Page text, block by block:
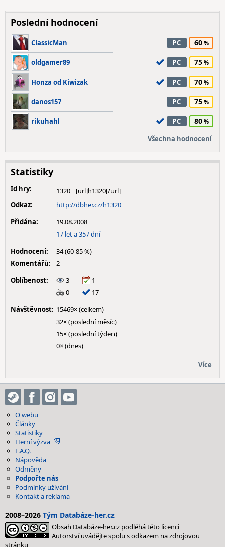
Poslední hodnocení
ClassicMan PC 60
oldgamer89 PC 75
Honza od Kiwizak PC 70
danos157 PC 75
rikuhahl PC 80
Všechna hodnocení
Statistiky
Id hry:
1320
Odkaz:
http://dbher.cz/h1320
Přidána:
19.08.2008
17 let a 357 dní
Hodnocení:
34 (60-85 %)
Komentářů:
2
Oblíbenost:
3
1
0
17
Návštěvnost: 15469× (celkem)
32× (poslední měsíc)
15× (poslední týden)
0× (dnes)
Více
O webu
Články
Statistiky
Herní výzva
F.A.Q.
Nápověda
Odměny
Podpořte nás
Podmínky užívání
Kontakt a reklama
2008–2026 Tým Databáze-her.cz
Obsah Databáze-her.cz podléhá této licenci
Autorství uvádějte spolu s odkazem na zdrojovou
stránku